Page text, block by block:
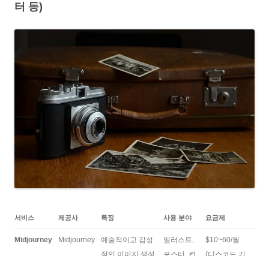
터 등)
서비스 제공사 특징 사용 분야 요금제
Midjourney Midjourney
예술적이고 감성
적인 이미지 생성
일러스트,
포스터, 컨
$10~60/월
(디스코드 기